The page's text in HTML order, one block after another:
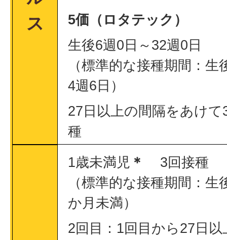
ス
5価（ロタテック）
生後6週0日～32週0日
（標準的な接種期間：生
4週6日）
27日以上の間隔をあけて
種
1歳未満児 ＊
3回接種
（標準的な接種期間：生
か月未満）
2回目：1回目から27日